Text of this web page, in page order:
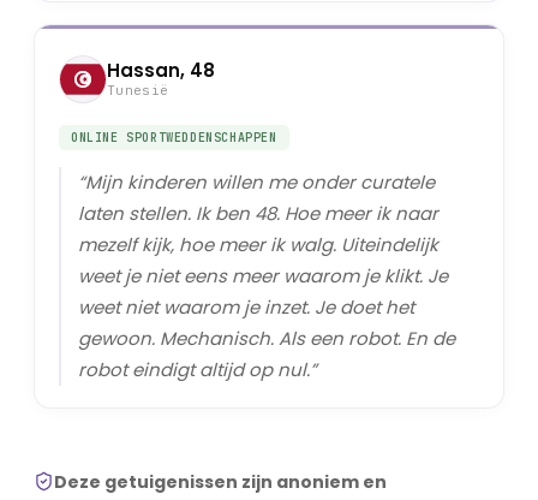
Hassan, 48
Tunesië
ONLINE SPORTWEDDENSCHAPPEN
“Mijn kinderen willen me onder curatele
laten stellen. Ik ben 48. Hoe meer ik naar
mezelf kijk, hoe meer ik walg. Uiteindelijk
weet je niet eens meer waarom je klikt. Je
weet niet waarom je inzet. Je doet het
gewoon. Mechanisch. Als een robot. En de
robot eindigt altijd op nul.”
Deze getuigenissen zijn anoniem en